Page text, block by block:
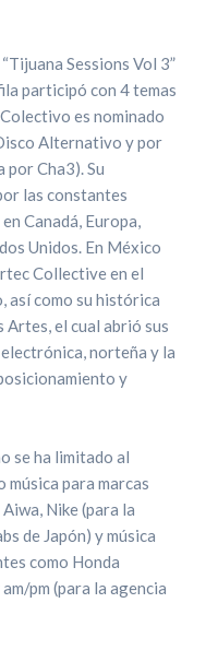
Sessions Vol 3”
participó con 4 temas
es nominado
Alternativo y por
Cha3). Su
las constantes
Canadá, Europa,
Unidos. En México
Collective en el
así como su histórica
Artes, el cual abrió sus
norteña y la
y
se ha limitado al
música para marcas
Nike (para la
de Japón) y música
como Honda
pm (para la agencia